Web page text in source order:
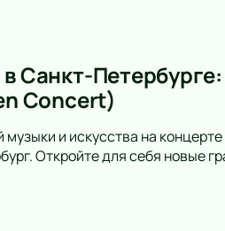
Санкт-
Concert)
музыки и искусства на
Откройте для себя новые